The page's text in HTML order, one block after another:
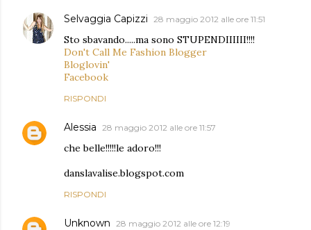
Selvaggia Capizzi 28 maggio 2012 alle ore 11:51
Sto sbavando.....ma sono STUPENDIIIIII!!!!
Don't Call Me Fashion Blogger
Bloglovin'
Facebook
RISPONDI
Alessia 28 maggio 2012 alle ore 11:57
che belle!!!!!le adoro!!!
danslavalise.blogspot.com
RISPONDI
Unknown 28 maggio 2012 alle ore 12:19